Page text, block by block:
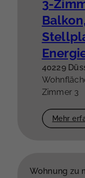
3-
40229
Zimmer 3
Mehr
Wohnung zu